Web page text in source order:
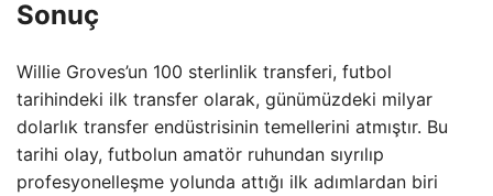
Sonuç
Willie Groves’un 100 sterlinlik transferi, futbol
tarihindeki ilk transfer olarak, günümüzdeki milyar
dolarlık transfer endüstrisinin temellerini atmıştır. Bu
tarihi olay, futbolun amatör ruhundan sıyrılıp
profesyonelleşme yolunda attığı ilk adımlardan biri